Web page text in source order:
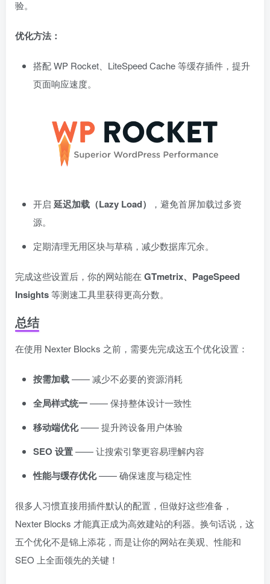
验。
优化方法：
搭配 WP Rocket、LiteSpeed Cache 等缓存插件，提升
页面响应速度。
开启 延迟加载（Lazy Load）
，避免首屏加载过多资
源。
定期清理无用区块与草稿，减少数据库冗余。
完成这些设置后，你的网站能在 GTmetrix、PageSpeed
Insights等测速工具里获得更高分数。
总结
在使用 Nexter Blocks 之前，需要先完成这五个优化设置：
按需加载—— 减少不必要的资源消耗
全局样式统一—— 保持整体设计一致性
移动端优化—— 提升跨设备用户体验
SEO 设置—— 让搜索引擎更容易理解内容
性能与缓存优化—— 确保速度与稳定性
很多人习惯直接用插件默认的配置，但做好这些准备，
Nexter Blocks 才能真正成为高效建站的利器。换句话说，这
五个优化不是锦上添花，而是让你的网站在美观、性能和
SEO 上全面领先的关键！